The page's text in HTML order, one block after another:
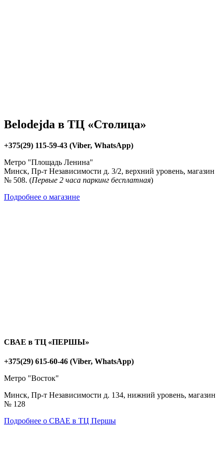
Belodejda в ТЦ «Столица»
+375(29) 115-59-43 (Viber, WhatsApp)
Метро "Площадь Ленина"
Минск, Пр-т Независимости д. 3/2, верхний уровень, магазин
№ 508. (Первые 2 часа паркинг бесплатная)
Подробнее о магазине
СВАЕ в ТЦ «ПЕРШЫ»
+375(29) 615-60-46 (Viber, WhatsApp)
Метро "Восток"
Минск, Пр-т Независимости д. 134, нижний уровень, магазин
№ 128
Подробнее о СВАЕ в ТЦ Першы